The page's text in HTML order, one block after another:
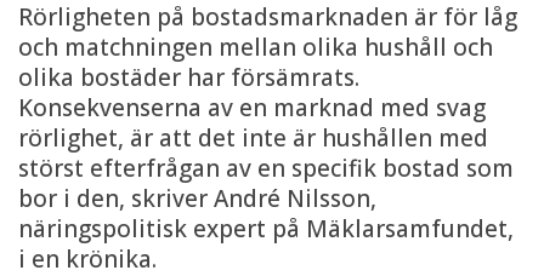
Rörligheten på bostadsmarknaden är för låg
och matchningen mellan olika hushåll och
olika bostäder har försämrats.
Konsekvenserna av en marknad med svag
rörlighet, är att det inte är hushållen med
störst efterfrågan av en specifik bostad som
bor i den, skriver André Nilsson,
näringspolitisk expert på Mäklarsamfundet,
i en krönika.